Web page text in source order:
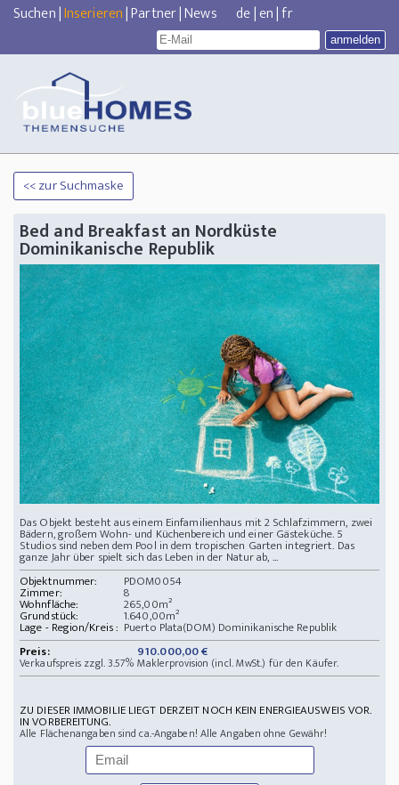
Suchen|Inserieren|Partner|News de|en|fr
<< zur Suchmaske
Bed and Breakfast an Nordküste
Dominikanische Republik
Das Objekt besteht aus einem Einfamilienhaus mit 2 Schlafzimmern, zwei
Bädern, großem Wohn- und Küchenbereich und einer Gästeküche. 5
Studios sind neben dem Pool in dem tropischen Garten integriert. Das
ganze Jahr über spielt sich das Leben in der Natur ab, ...
Objektnummer:
PDOM0054
Zimmer: 8
Wohnfläche: 265,00m²
Grundstück: 1.640,00m²
Lage - Region/Kreis : Puerto Plata(DOM) Dominikanische Republik
Preis:
910.000,00 €
Verkaufspreis zzgl. 3.57% Maklerprovision (incl. MwSt.) für den Käufer.
ZU DIESER IMMOBILIE LIEGT DERZEIT NOCH KEIN ENERGIEAUSWEIS VOR.
IN VORBEREITUNG.
Alle Flächenangaben sind ca.-Angaben! Alle Angaben ohne Gewähr!